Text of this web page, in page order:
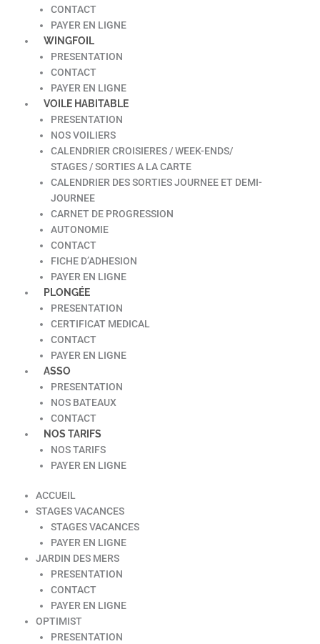
CONTACT
PAYER EN LIGNE
WINGFOIL
PRESENTATION
CONTACT
PAYER EN LIGNE
VOILE HABITABLE
PRESENTATION
NOS VOILIERS
CALENDRIER CROISIERES / WEEK-ENDS/
STAGES / SORTIES A LA CARTE
CALENDRIER DES SORTIES JOURNEE ET DEMI-
JOURNEE
CARNET DE PROGRESSION
AUTONOMIE
CONTACT
FICHE D’ADHESION
PAYER EN LIGNE
PLONGÉE
PRESENTATION
CERTIFICAT MEDICAL
CONTACT
PAYER EN LIGNE
ASSO
PRESENTATION
NOS BATEAUX
CONTACT
NOS TARIFS
NOS TARIFS
PAYER EN LIGNE
ACCUEIL
STAGES VACANCES
STAGES VACANCES
PAYER EN LIGNE
JARDIN DES MERS
PRESENTATION
CONTACT
PAYER EN LIGNE
OPTIMIST
PRESENTATION